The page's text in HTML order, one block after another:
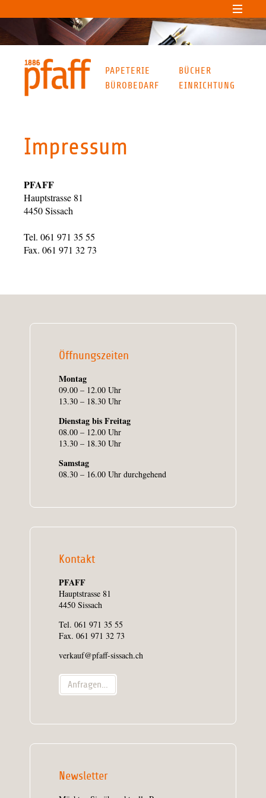
PAPETERIE
BÜCHER
BÜROBEDARF
EINRICHTUNG
Impressum
PFAFF
Hauptstrasse 81
4450 Sissach
Tel. 061 971 35 55
Fax. 061 971 32 73
Öffnungszeiten
Montag
09.00 – 12.00 Uhr
13.30 – 18.30 Uhr
Dienstag bis Freitag
08.00 – 12.00 Uhr
13.30 – 18.30 Uhr
Samstag
08.30 – 16.00 Uhr durchgehend
Kontakt
PFAFF
Hauptstrasse 81
4450 Sissach
Tel. 061 971 35 55
Fax. 061 971 32 73
verkauf@pfaff-sissach.ch
Anfragen…
Newsletter